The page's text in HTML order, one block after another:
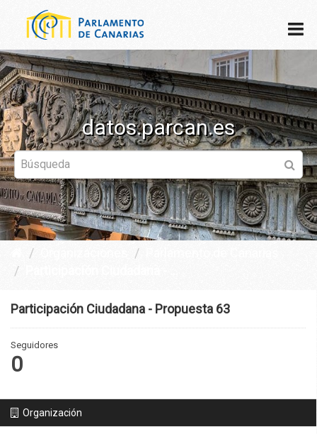
datos.parcan.es
Participación Ciudadana - Propuesta 63
Seguidores
0
Organización